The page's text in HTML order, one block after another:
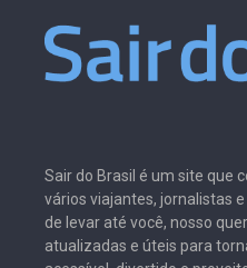
Sair do Brasil é um site que
vários viajantes, jornalistas
de levar até você, nosso
atualizadas e úteis para